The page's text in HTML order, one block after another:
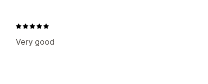
Very good